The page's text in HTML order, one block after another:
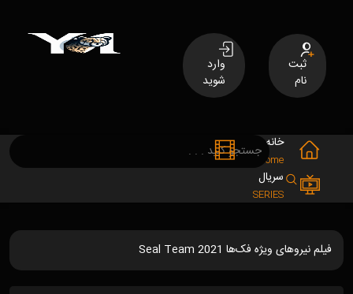
ثبت
نام
وارد
شوید
خانه
Home
سریال
SERIES
فیلم نیروهای ویژه فک‌ها Seal Team 2021